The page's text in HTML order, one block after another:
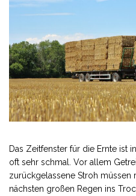
Das Zeitfenster für die Ernte ist
oft sehr schmal. Vor allem
zurückgelassene Stroh
nächsten großen Regen ins